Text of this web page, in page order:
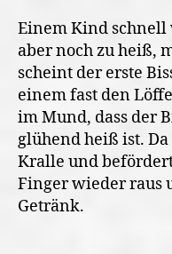
Einem Kind schnell
aber noch zu heiß,
scheint der erste
einem fast den
im Mund, dass der
glühend heiß ist.
Kralle und
Finger wieder raus
Getränk.